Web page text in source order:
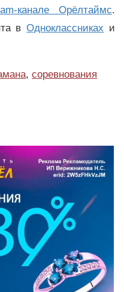
канале Орёлтаймс.
вОдноклассниках и
, соревнования